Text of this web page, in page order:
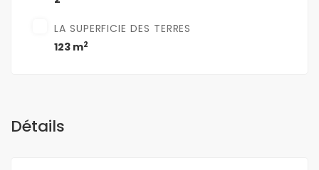
LA SUPERFICIE DES TERRES
123 m2
Détails